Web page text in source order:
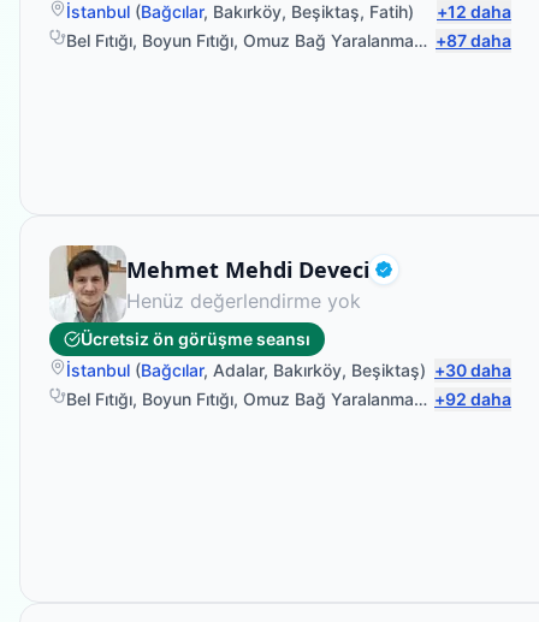
İstanbul (Bağcılar, Bakırköy, Beşiktaş, Fatih) +12 daha
Bel Fıtığı, Boyun Fıtığı, Omuz Bağ Yaralanması Protez
+87daha
Mehmet Mehdi Deveci Doğrulanmış
Fizyoterapist
Henüz değerlendirme yok
Ücretsiz ön görüşme seansı
İstanbul (Bağcılar, Adalar, Bakırköy, Beşiktaş) +30daha
Bel Fıtığı, Boyun Fıtığı, Omuz Bağ Yaralanması ,Protez
+92 daha